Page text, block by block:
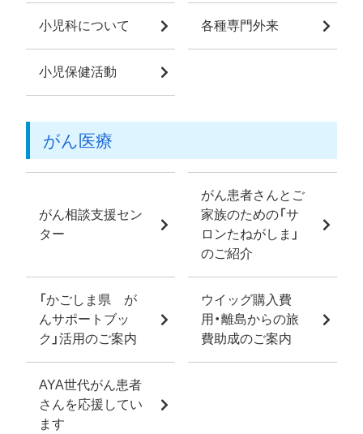
小児科について 各種専門外来
小児保健活動
がん医療
がん相談支援セン
ター
がん患者さんとご
家族のための「サ
ロンたねがしま」
のご紹介
「かごしま県 が
んサポートブッ
ク」活用のご案内
ウイッグ購入費
用・離島からの旅
費助成のご案内
AYA世代がん患者
さんを応援してい
ます